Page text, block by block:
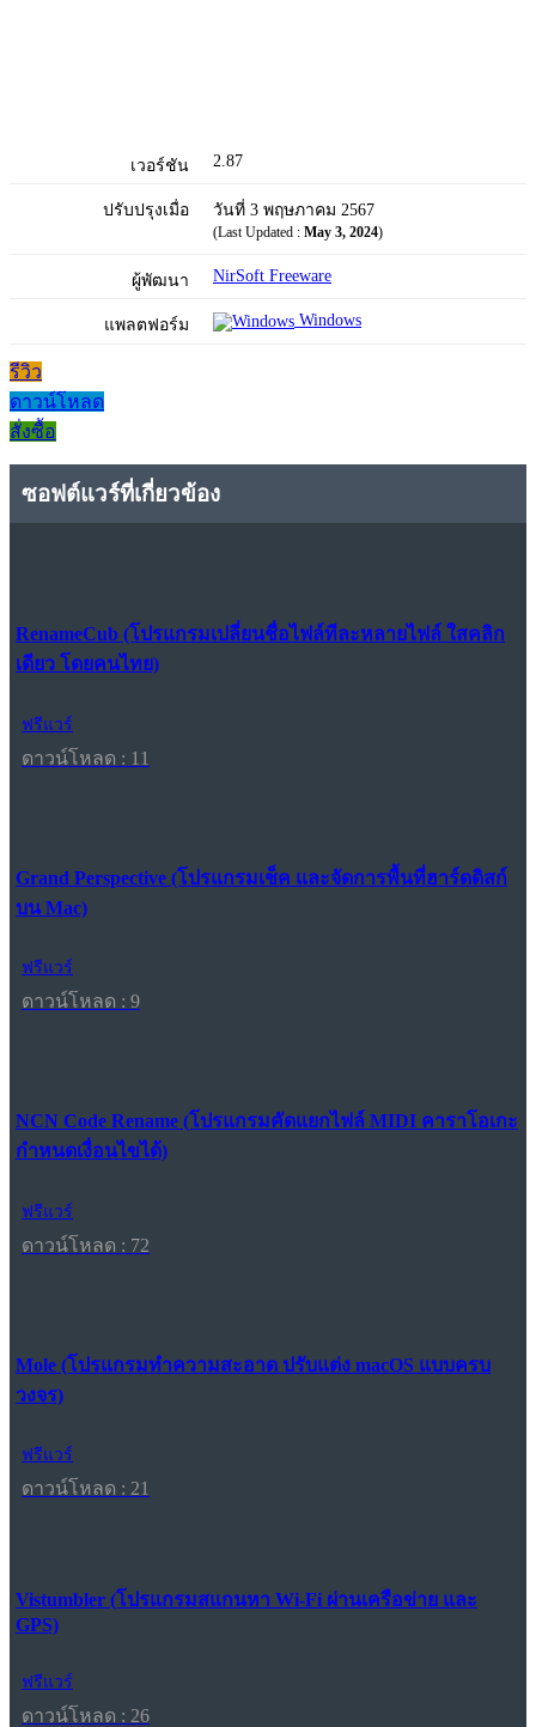
เวอร์ชัน 2.87
ปรับปรุงเมื่อ วันที่ 3 พฤษภาคม 2567
(Last Updated : May 3, 2024)
ผู้พัฒนา NirSoft Freeware
แพลตฟอร์ม Windows
รีวิว
ดาวน์โหลด
สั่งซื้อ
ซอฟต์แวร์ที่เกี่ยวข้อง
RenameCub (โปรแกรมเปลี่ยนชื่อไฟล์ทีละหลายไฟล์ ใสคลิก
เดียว โดยคนไทย)
ฟรีแวร์
ดาวน์โหลด : 11
Grand Perspective (โปรแกรมเช็ค และจัดการพื้นที่ฮาร์ดดิสก์
บน Mac)
ฟรีแวร์
ดาวน์โหลด : 9
NCN Code Rename (โปรแกรมคัดแยกไฟล์ MIDI คาราโอเกะ
กำหนดเงื่อนไขได้)
ฟรีแวร์
ดาวน์โหลด : 72
Mole (โปรแกรมทำความสะอาด ปรับแต่ง macOS แบบครบ
วงจร)
ฟรีแวร์
ดาวน์โหลด : 21
Vistumbler (โปรแกรมสแกนหา Wi-Fi ผ่านเครือข่าย และ
GPS)
ฟรีแวร์
ดาวน์โหลด : 26